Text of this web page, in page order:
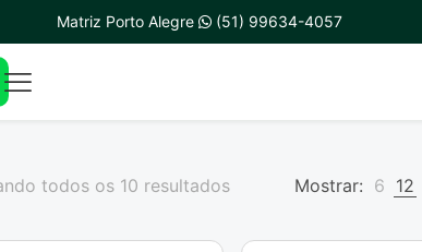
Matriz Porto Alegre (51) 99634-4057
todos os 10 resultados Mostrar: 6 12